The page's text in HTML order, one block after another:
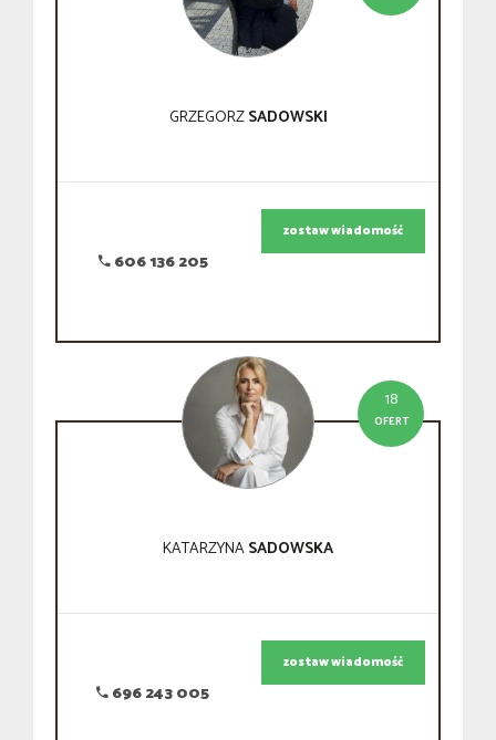
GRZEGORZSADOWSKI
606 136 205
zostaw wiadomość
18
OFERT
KATARZYNASADOWSKA
696 243 005
zostaw wiadomość